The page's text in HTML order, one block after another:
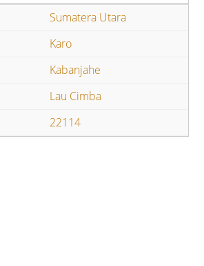
Sumatera Utara
Karo
Kabanjahe
Lau Cimba
22114